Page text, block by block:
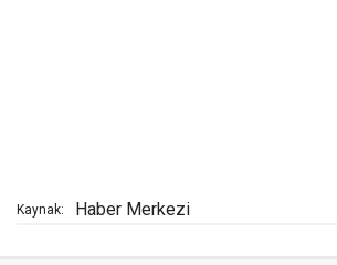
Kaynak: Haber Merkezi